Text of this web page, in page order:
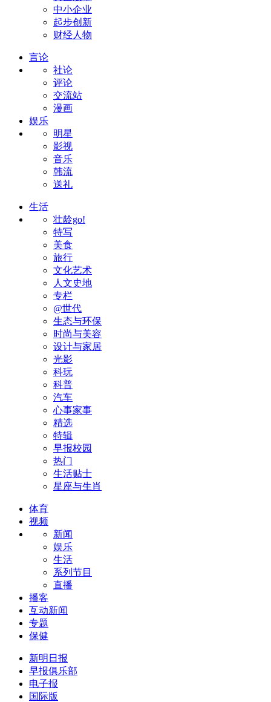
中小企业
起步创新
财经人物
言论
社论
评论
交流站
漫画
娱乐
明星
影视
音乐
韩流
送礼
生活
壮龄go!
特写
美食
旅行
文化艺术
人文史地
专栏
@世代
生态与环保
时尚与美容
设计与家居
光影
科玩
科普
汽车
心事家事
精选
特辑
早报校园
热门
生活贴士
星座与生肖
体育
视频
新闻
娱乐
生活
系列节目
直播
播客
互动新闻
专题
保健
新明日报
早报俱乐部
电子报
国际版